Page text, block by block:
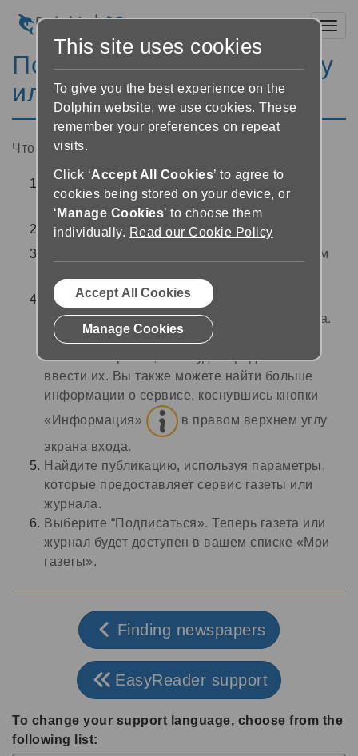
Подписка на новую газету
или журнал
Чтобы подписаться на новую газету или журнал
Выберите кнопку «Боковое меню»
левом верхнем углу экрана
Выберите «Мои газеты»
в правом
верхнем углу экрана.
Выберите ваш сервис, предоставляющий
доступ к периодическим изданиям, из списка.
Если вы не вносили данные своей учётной
записи в сервисе, вам будет предложено
ввести их. Вы также можете найти больше
информации о сервисе, коснувшись кнопки
«Информация»
в правом верхнем углу
экрана входа.
Найдите публикацию, используя параметры,
которые предоставляет сервис газеты или
журнала.
Выберите “Подписаться». Теперь газета или
журнал будет доступен в вашем списке «Мои
газеты».
Finding newspapers
EasyReader support
To change your support language, choose from the
following list:
This site uses cookies
To give you the best experience on the
Dolphin website, we use cookies. These
remember your preferences on repeat
visits.
Click ‘Accept All Cookies’ to agree to
cookies being stored on your device, or
‘ Manage Cookies’ to choose them
individually. Read our Cookie Policy
Accept All Cookies
Manage Cookies